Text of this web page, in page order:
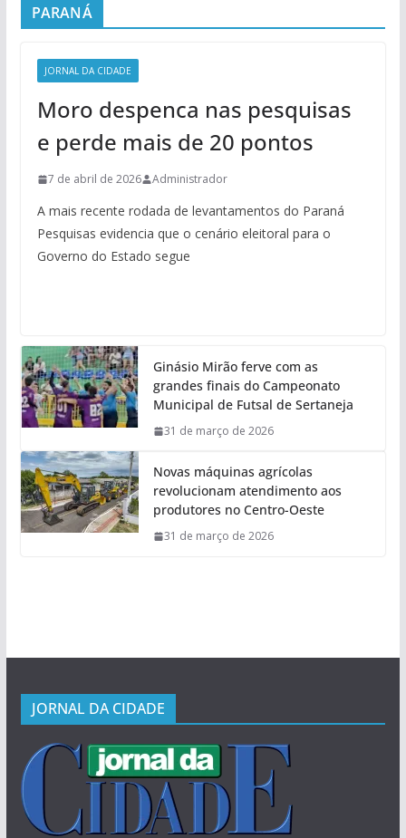
PARANÁ
JORNAL DA CIDADE
Moro despenca nas pesquisas
e perde mais de 20 pontos
7 de abril de 2026 Administrador
A mais recente rodada de levantamentos do Paraná
Pesquisas evidencia que o cenário eleitoral para o
Governo do Estado segue
Ginásio Mirão ferve com as
grandes finais do Campeonato
Municipal de Futsal de Sertaneja
31 de março de 2026
Novas máquinas agrícolas
revolucionam atendimento aos
produtores no Centro-Oeste
31 de março de 2026
JORNAL DA CIDADE